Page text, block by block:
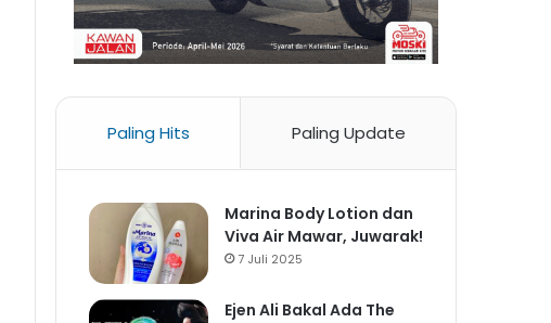
Paling Hits Paling Update
Marina Body Lotion dan
Viva Air Mawar, Juwarak!
7 Juli 2025
Ejen Ali Bakal Ada The